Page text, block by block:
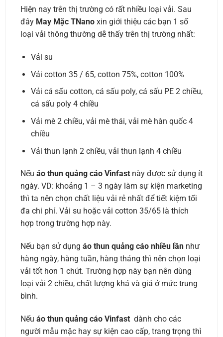
Hiện nay trên thị trường có rất nhiều loại vải. Sau
đây May Mặc TNanoxin giới thiệu các bạn 1 số
loại vải thông thường dễ thấy trên thị trường nhất:
Vải su
Vải cotton 35 / 65, cotton 75%, cotton 100%
Vải cá sấu cotton, cá sấu poly, cá sấu PE 2 chiều,
cá sấu poly 4 chiều
Vải mè 2 chiều, vải mè thái, vải mè hàn quốc 4
chiều
Vải thun lạnh 2 chiều, vải thun lạnh 4 chiều
Nếu áo thun quảng cáo Vinfast này được sử dụng ít
ngày. VD: khoảng 1 – 3 ngày làm sự kiện marketing
thì ta nên chọn chất liệu vải rẻ nhất để tiết kiệm tối
đa chi phí. Vải su hoặc vải cotton 35/65 là thích
hợp trong trường hợp này.
Nếu bạn sử dụng áo thun quảng cáo nhiều lầnnhư
hàng ngày, hàng tuần, hàng tháng thì nên chọn loại
vải tốt hơn 1 chút. Trường hợp này bạn nên dùng
loại vải 2 chiều, chất lượng khá và giá ở mức trung
bình.
Nếu áo thun quảng cáo Vinfast dành cho các
người mẫu mặc hay sự kiện cao cấp, trang trọng thì